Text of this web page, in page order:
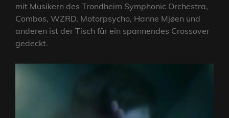
mit Musikern des Trondheim Symphonic Orchestra,
Combos, WZRD, Motorpsycho, Hanne Mjøen und
anderen ist der Tisch für ein spannendes Crossover
gedeckt.